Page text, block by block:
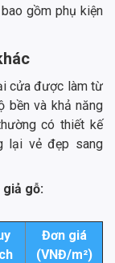
gồm phụ kiện
cửa được làm từ
bền và khả năng
có thiết kế
lại vẻ đẹp sang
giả gỗ:
Đơn giá
(VNĐ/m²)